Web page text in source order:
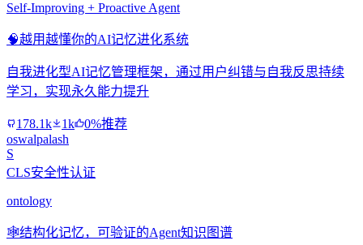
Self-Improving + Proactive Agent
🧠越用越懂你的AI记忆进化系统
自我进化型AI记忆管理框架，通过用户纠错与自我反思持续
学习，实现永久能力提升
178.1k 1k
0%推荐
oswalpalash
S
CLS安全性认证
ontology
🕸️结构化记忆，可验证的Agent知识图谱